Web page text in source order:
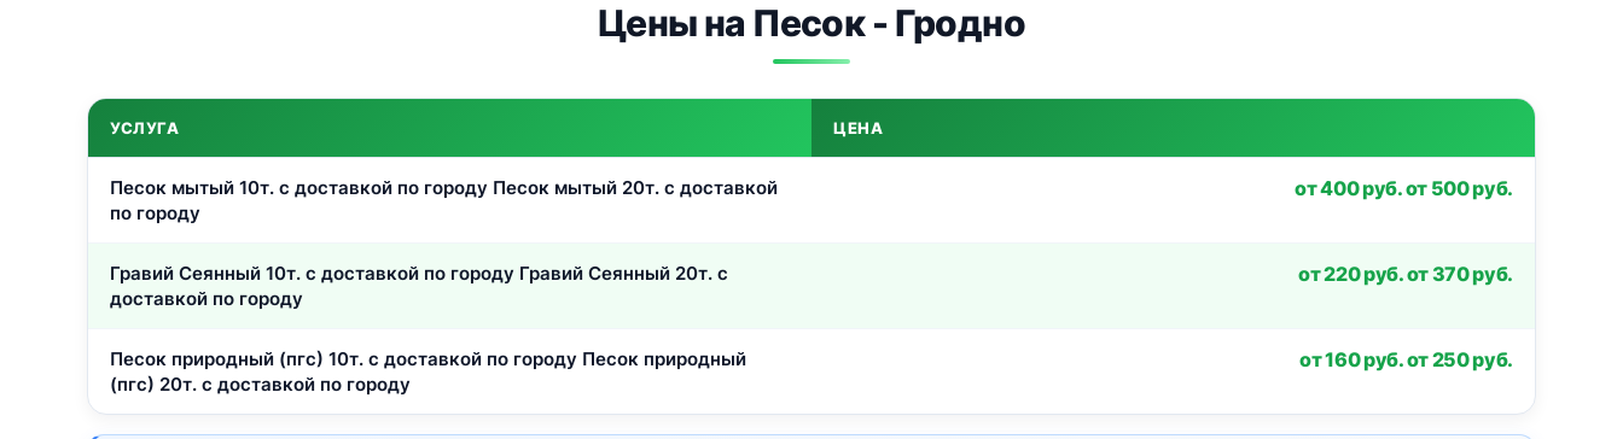
Цены на Песок - Гродно
УСЛУГА ЦЕНА
Песок мытый 10т. с доставкой по городу Песок мытый 20т. с доставкой
по городу
от 400 руб. от 500 руб.
Гравий Сеянный 10т. с доставкой по городу Гравий Сеянный 20т. с
доставкой по городу
от 220 руб. от 370 руб.
Песок природный (пгс) 10т. с доставкой по городу Песок природный
(пгс) 20т. с доставкой по городу
от 160 руб. от 250 руб.